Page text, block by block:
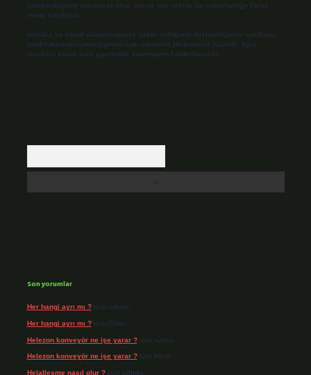
sorumluluğunu taşımakta olup, siteye üye olarak bu sorumluluğu kabul
etmiş sayılırlar.
Hukuka ve yasal düzenlemelere aykırı olduğunu düşündüğünüz içerikleri,
backlinkpanelicomtr@gmail.com adresine bildirmeniz halinde, ilgili
içerikler yasal süre içerisinde sitemizden kaldırılacaktır.
Son yorumlar
Her hangi ayrı mı ?için admin
Her hangi ayrı mı ?için Cihat
Helezon konveyör ne işe yarar ?için admin
Helezon konveyör ne işe yarar ?için Mine
Helalleşme nasıl olur ?için admin